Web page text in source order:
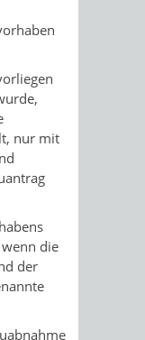
nur mit
die
der